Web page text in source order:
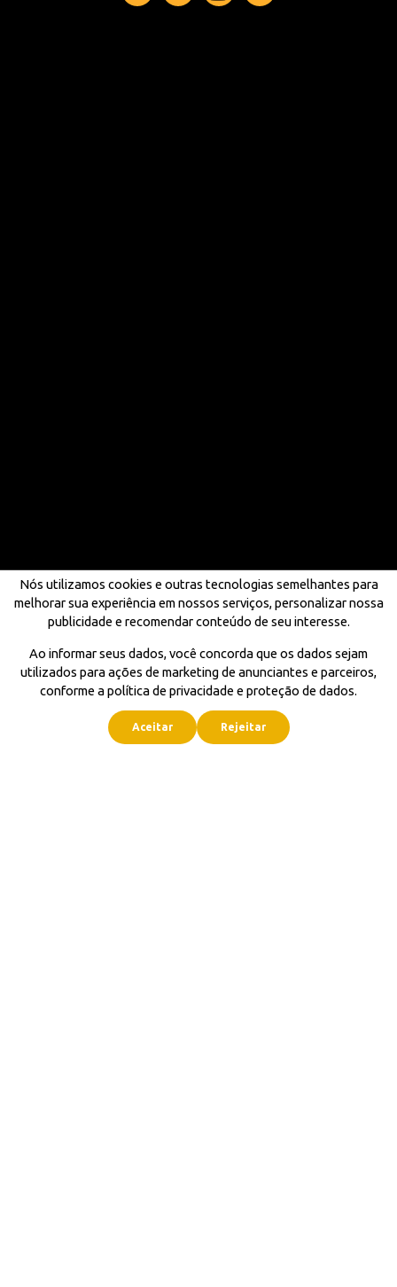
Nós utilizamos cookies e outras tecnologias semelhantes para
melhorar sua experiência em nossos serviços, personalizar nossa
publicidade e recomendar conteúdo de seu interesse.
Ao informar seus dados, você concorda que os dados sejam
utilizados para ações de marketing de anunciantes e parceiros,
conforme a política de privacidade e proteção de dados.
Aceitar Rejeitar